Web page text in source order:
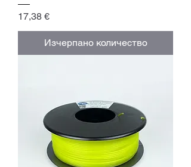
Цена
17,38 €
Изчерпано количество